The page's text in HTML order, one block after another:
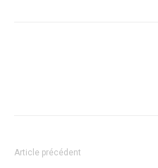
Article précédent